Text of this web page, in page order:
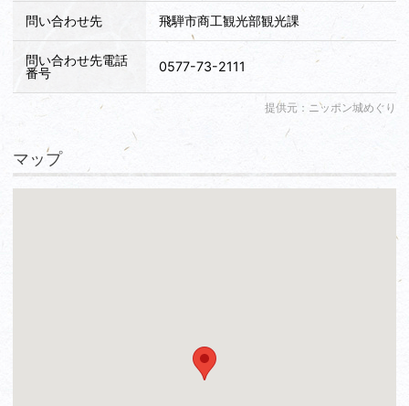
問い合わせ先 飛騨市商工観光部観光課
問い合わせ先電話
番号
0577-73-2111
提供元：ニッポン城めぐり
マップ